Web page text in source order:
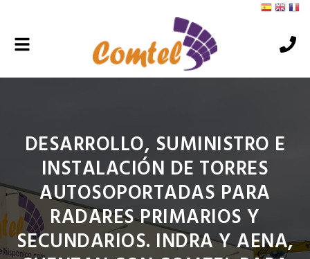
Alternar
navegación
DESARROLLO, SUMINISTRO E
INSTALACIÓN DE TORRES
AUTOSOPORTADAS PARA
RADARES PRIMARIOS Y
SECUNDARIOS. INDRA Y AENA,